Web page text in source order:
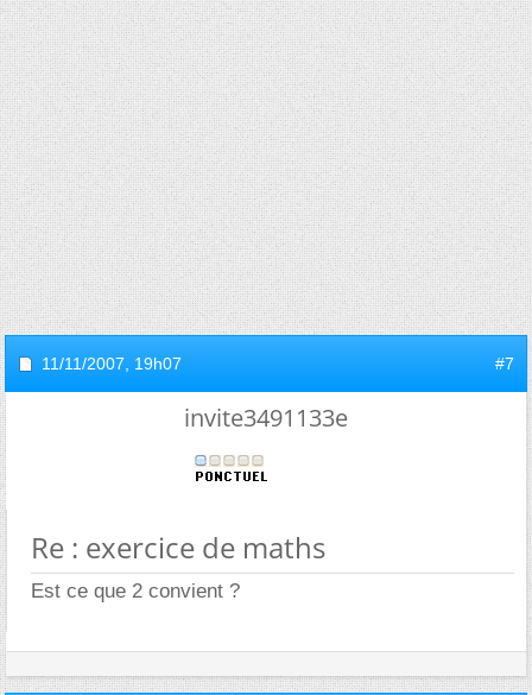
11/11/2007, 19h07 #7
invite3491133e
Re : exercice de maths
Est ce que 2 convient ?